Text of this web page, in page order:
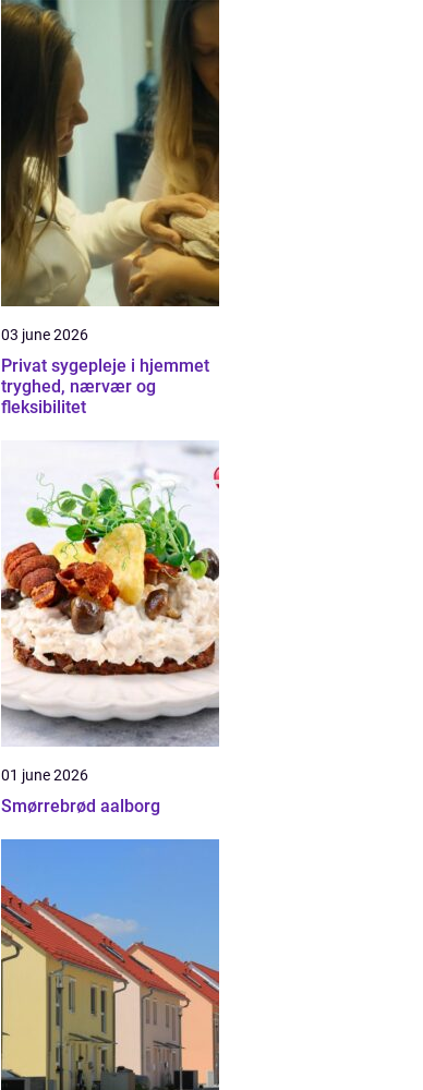
03 june 2026
Privat sygepleje i hjemmet
tryghed, nærvær og
fleksibilitet
01 june 2026
Smørrebrød aalborg